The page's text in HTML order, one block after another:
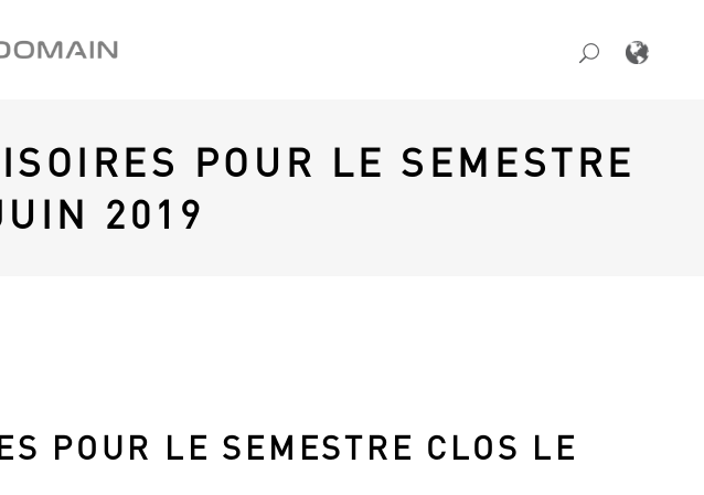
POUR LE SEMESTRE
2019
POUR LE SEMESTRE CLOS LE